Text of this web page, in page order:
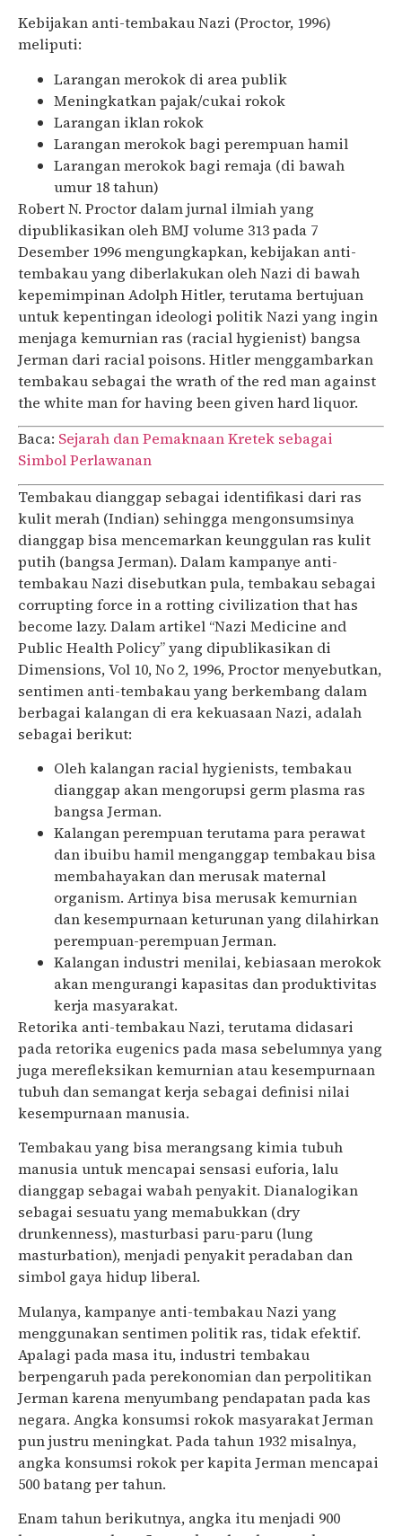
Kebijakan anti-tembakau Nazi (Proctor, 1996)
meliputi:
Larangan merokok di area publik
Meningkatkan pajak/cukai rokok
Larangan iklan rokok
Larangan merokok bagi perempuan hamil
Larangan merokok bagi remaja (di bawah
umur 18 tahun)
Robert N. Proctor dalam jurnal ilmiah yang
dipublikasikan oleh BMJ volume 313 pada 7
Desember 1996 mengungkapkan, kebijakan anti-
tembakau yang diberlakukan oleh Nazi di bawah
kepemimpinan Adolph Hitler, terutama bertujuan
untuk kepentingan ideologi politik Nazi yang ingin
menjaga kemurnian ras (racial hygienist) bangsa
Jerman dari racial poisons. Hitler menggambarkan
tembakau sebagai the wrath of the red man against
the white man for having been given hard liquor.
Baca: Sejarah dan Pemaknaan Kretek sebagai
Simbol Perlawanan
Tembakau dianggap sebagai identifikasi dari ras
kulit merah (Indian) sehingga mengonsumsinya
dianggap bisa mencemarkan keunggulan ras kulit
putih (bangsa Jerman). Dalam kampanye anti-
tembakau Nazi disebutkan pula, tembakau sebagai
corrupting force in a rotting civilization that has
become lazy. Dalam artikel “Nazi Medicine and
Public Health Policy” yang dipublikasikan di
Dimensions, Vol 10, No 2, 1996, Proctor menyebutkan,
sentimen anti-tembakau yang berkembang dalam
berbagai kalangan di era kekuasaan Nazi, adalah
sebagai berikut:
Oleh kalangan racial hygienists, tembakau
dianggap akan mengorupsi germ plasma ras
bangsa Jerman.
Kalangan perempuan terutama para perawat
dan ibuibu hamil menganggap tembakau bisa
membahayakan dan merusak maternal
organism. Artinya bisa merusak kemurnian
dan kesempurnaan keturunan yang dilahirkan
perempuan-perempuan Jerman.
Kalangan industri menilai, kebiasaan merokok
akan mengurangi kapasitas dan produktivitas
kerja masyarakat.
Retorika anti-tembakau Nazi, terutama didasari
pada retorika eugenics pada masa sebelumnya yang
juga merefleksikan kemurnian atau kesempurnaan
tubuh dan semangat kerja sebagai definisi nilai
kesempurnaan manusia.
Tembakau yang bisa merangsang kimia tubuh
manusia untuk mencapai sensasi euforia, lalu
dianggap sebagai wabah penyakit. Dianalogikan
sebagai sesuatu yang memabukkan (dry
drunkenness), masturbasi paru-paru (lung
masturbation), menjadi penyakit peradaban dan
simbol gaya hidup liberal.
Mulanya, kampanye anti-tembakau Nazi yang
menggunakan sentimen politik ras, tidak efektif.
Apalagi pada masa itu, industri tembakau
berpengaruh pada perekonomian dan perpolitikan
Jerman karena menyumbang pendapatan pada kas
negara. Angka konsumsi rokok masyarakat Jerman
pun justru meningkat. Pada tahun 1932 misalnya,
angka konsumsi rokok per kapita Jerman mencapai
500 batang per tahun.
Enam tahun berikutnya, angka itu menjadi 900